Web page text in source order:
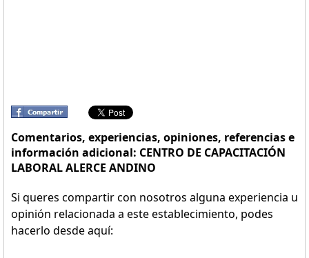
Comentarios, experiencias, opiniones, referencias e
información adicional: CENTRO DE CAPACITACIÓN
LABORAL ALERCE ANDINO
Si queres compartir con nosotros alguna experiencia u
opinión relacionada a este establecimiento, podes
hacerlo desde aquí: